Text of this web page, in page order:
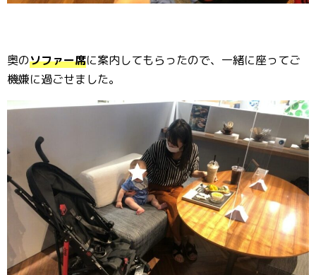
奥のソファー席に案内してもらったので、一緒に座ってご
機嫌に過ごせました。